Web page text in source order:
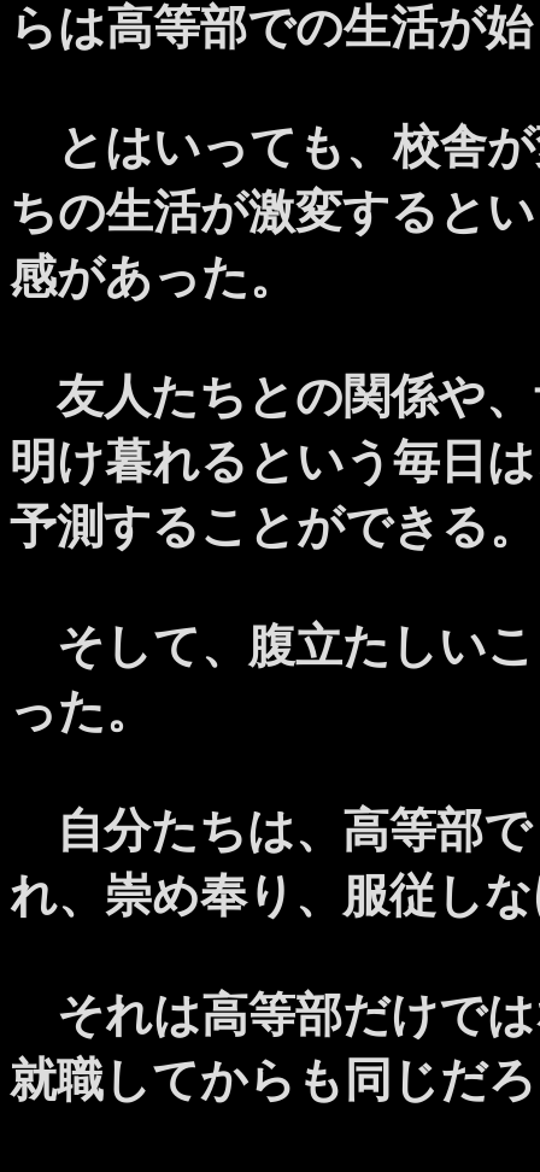
らは高等部での生活が
とはいっても、校舎
ちの生活が激変すると
感があった。
友人たちとの関係や
明け暮れるという毎日
予測することができる。
そして、腹立たしい
った。
自分たちは、高等部
れ、崇め奉り、服従し
それは高等部だけで
就職してからも同じだ